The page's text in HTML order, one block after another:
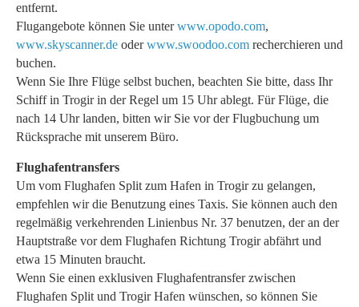
entfernt.
Flugangebote können Sie unterwww.opodo.com,
www.skyscanner.de oderwww.swoodoo.com recherchieren und
buchen.
Wenn Sie Ihre Flüge selbst buchen, beachten Sie bitte, dass Ihr
Schiff in Trogir in der Regel um 15 Uhr ablegt. Für Flüge, die
nach 14 Uhr landen, bitten wir Sie vor der Flugbuchung um
Rücksprache mit unserem Büro.
Flughafentransfers
Um vom Flughafen Split zum Hafen in Trogir zu gelangen,
empfehlen wir die Benutzung eines Taxis. Sie können auch den
regelmäßig verkehrenden Linienbus Nr. 37 benutzen, der an der
Hauptstraße vor dem Flughafen Richtung Trogir abfährt und
etwa 15 Minuten braucht.
Wenn Sie einen exklusiven Flughafentransfer zwischen
Flughafen Split und Trogir Hafen wünschen, so können Sie